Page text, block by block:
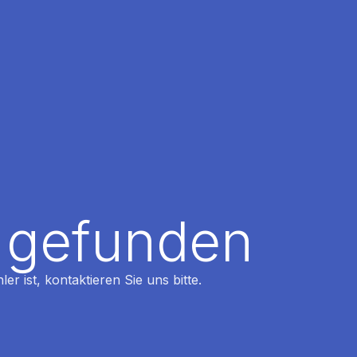
ist, kontaktieren Sie uns bitte.